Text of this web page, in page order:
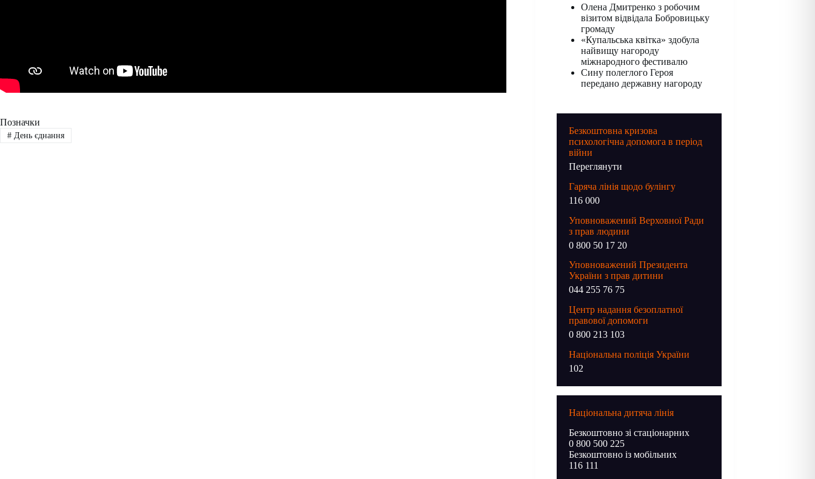
Позначки
#День єднання
Олена Дмитренко з робочим
візитом відвідала Бобровицьку
громаду
«Купальська квітка» здобула
найвищу нагороду
міжнародного фестивалю
Сину полеглого Героя
передано державну нагороду
Безкоштовна кризова
психологічна допомога в період
війни
Переглянути
Гаряча лінія щодо булінгу
116 000
Уповноважений Верховної Ради
з прав людини
0 800 50 17 20
Уповноважений Президента
України з прав дитини
044 255 76 75
Центр надання безоплатної
правової допомоги
0 800 213 103
Національна поліція України
102
Національна дитяча лінія
Безкоштовно зі стаціонарних
0 800 500 225
Безкоштовно із мобільних
116 111